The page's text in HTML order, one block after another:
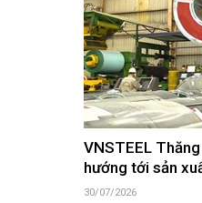
VNSTEEL
hướng tới sản
30/07/2026